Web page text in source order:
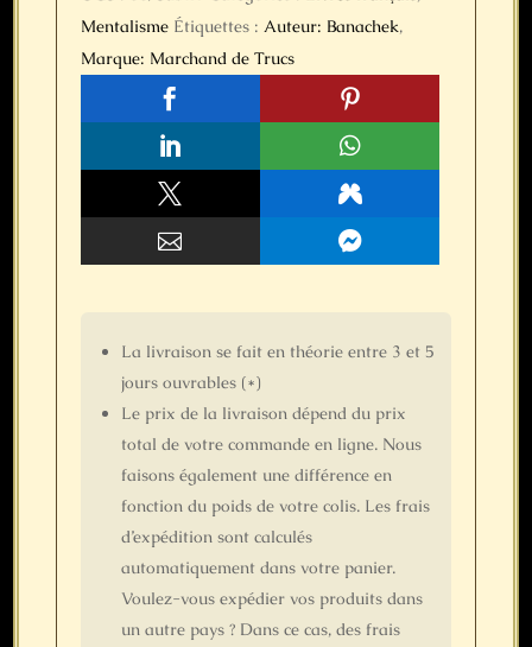
Mentalisme Étiquettes : Auteur: Banachek,
Marque: Marchand de Trucs







La livraison se fait en théorie entre 3 et 5
jours ouvrables (*)
Le prix de la livraison dépend du prix
total de votre commande en ligne. Nous
faisons également une différence en
fonction du poids de votre colis. Les frais
d’expédition sont calculés
automatiquement dans votre panier.
Voulez-vous expédier vos produits dans
un autre pays ? Dans ce cas, des frais